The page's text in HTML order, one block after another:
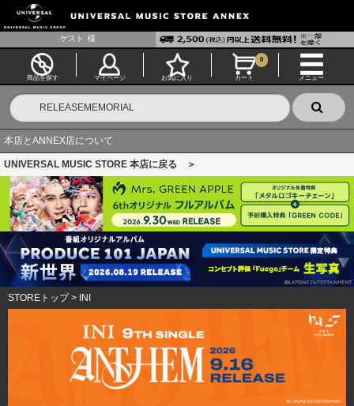
ゲスト 様
商品を探す マイページ お気に入り カート
0
メニュー
本店とANNEX店について
UNIVERSAL MUSIC STORE 本店に戻る ＞
STOREトップ> INI